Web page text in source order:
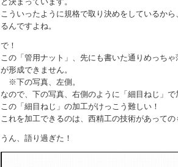
こういったように規格で取り決めをしているか
るんですよね。
で！
この「管用ナット」、先にも書いた通りめっち
が形成できません。
※下の写真、左側。
なので、下の写真、右側のように「細目ねじ」
この「細目ねじ」の加工がけっこう難しい！
これを加工できるのは、西精工の技術があっての
うん、語り過ぎた！